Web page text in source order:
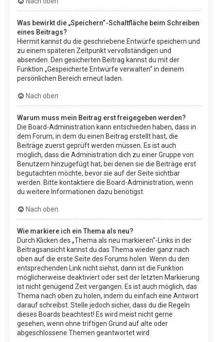
Was bewirkt die „Speichern“-Schaltfläche beim Schreiben
eines Beitrags?
Hiermit kannst du die geschriebene Entwürfe speichern und
zu einem späteren Zeitpunkt vervollständigen und
absenden. Den gesicherten Beitrag kannst du mit der
Funktion „Gespeicherte Entwürfe verwalten“ in deinem
persönlichen Bereich erneut laden.
Nach oben
Warum muss mein Beitrag erst freigegeben werden?
Die Board-Administration kann entschieden haben, dass in
dem Forum, in dem du einen Beitrag erstellt hast, die
Beiträge zuerst geprüft werden müssen. Es ist auch
möglich, dass die Administration dich zu einer Gruppe von
Benutzern hinzugefügt hat, bei denen sie die Beiträge erst
begutachten möchte, bevor sie auf der Seite sichtbar
werden. Bitte kontaktiere die Board-Administration, wenn
du weitere Informationen dazu benötigst.
Nach oben
Wie markiere ich ein Thema als neu?
Durch Klicken des „Thema als neu markieren“-Links in der
Beitragsansicht kannst du das Thema wieder ganz nach
oben auf die erste Seite des Forums holen. Wenn du den
entsprechenden Link nicht siehst, dann ist die Funktion
möglicherweise deaktiviert oder seit der letzten Markierung
ist nicht genügend Zeit vergangen. Es ist auch möglich, das
Thema nach oben zu holen, indem du einfach eine Antwort
darauf schreibst. Stelle jedoch sicher, dass du die Regeln
dieses Boards beachtest! Es wird meist nicht gerne
gesehen, wenn ohne triftigen Grund auf alte oder
abgeschlossene Themen geantwortet wird.